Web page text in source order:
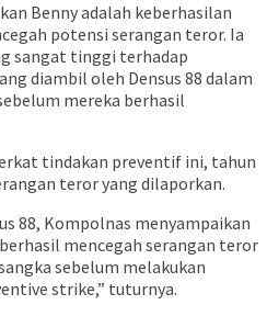
Benny adalah keberhasilan
potensi serangan teror. Ia
sangat tinggi terhadap
diambil oleh Densus 88 dalam
mereka berhasil
tindakan preventif ini, tahun
teror yang dilaporkan.
88, Kompolnas menyampaikan
mencegah serangan teror
sebelum melakukan
strike,” tuturnya.